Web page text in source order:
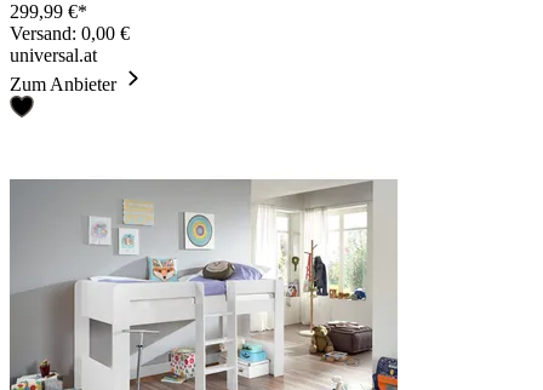
299,99 €*
Versand: 0,00 €
universal.at
Zum Anbieter